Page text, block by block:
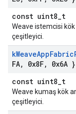
const uint8_t
Weave istemcisi
çeşitleyici.
kWeaveAppFabric
FA, 0x8F,
0x6A
const uint8_t
Weave kumaş kök
çeşitleyici.